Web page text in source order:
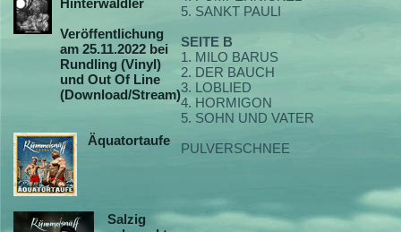
Hinterwäldler
Veröffentlichung
am 25.11.2022 bei
Rundling (Vinyl)
und Out Of Line
(Download/Stream)
Äquatortaufe
Salzig
5. SANKT PAULI
SEITE B
1. MILO BARUS
2. DER BAUCH
3. LOBLIED
4. HORMIGON
5. SOHN UND VATER
PULVERSCHNEE